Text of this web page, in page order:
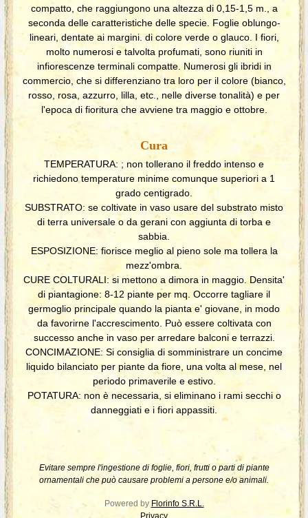
compatto, che raggiungono una altezza di 0,15-1,5 m., a
seconda delle caratteristiche delle specie. Foglie oblungo-
lineari, dentate ai margini. di colore verde o glauco. I fiori,
molto numerosi e talvolta profumati, sono riuniti in
infiorescenze terminali compatte. Numerosi gli ibridi in
commercio, che si differenziano tra loro per il colore (bianco,
rosso, rosa, azzurro, lilla, etc., nelle diverse tonalità) e per
l'epoca di fioritura che avviene tra maggio e ottobre.
Cura
TEMPERATURA: ; non tollerano il freddo intenso e
richiedono temperature minime comunque superiori a 1
grado centigrado.
SUBSTRATO: se coltivate in vaso usare del substrato misto
di terra universale o da gerani con aggiunta di torba e
sabbia.
ESPOSIZIONE: fiorisce meglio al pieno sole ma tollera la
mezz'ombra.
CURE COLTURALI: si mettono a dimora in maggio. Densita'
di piantagione: 8-12 piante per mq. Occorre tagliare il
germoglio principale quando la pianta e' giovane, in modo
da favorirne l'accrescimento. Può essere coltivata con
successo anche in vaso per arredare balconi e terrazzi.
CONCIMAZIONE: Si consiglia di somministrare un concime
liquido bilanciato per piante da fiore, una volta al mese, nel
periodo primaverile e estivo.
POTATURA: non è necessaria, si eliminano i rami secchi o
danneggiati e i fiori appassiti.
Evitare sempre l'ingestione di foglie, fiori, frutti o parti di piante
ornamentali che può causare problemi a persone e/o animali.
Powered by Florinfo S.R.L.
Privacy